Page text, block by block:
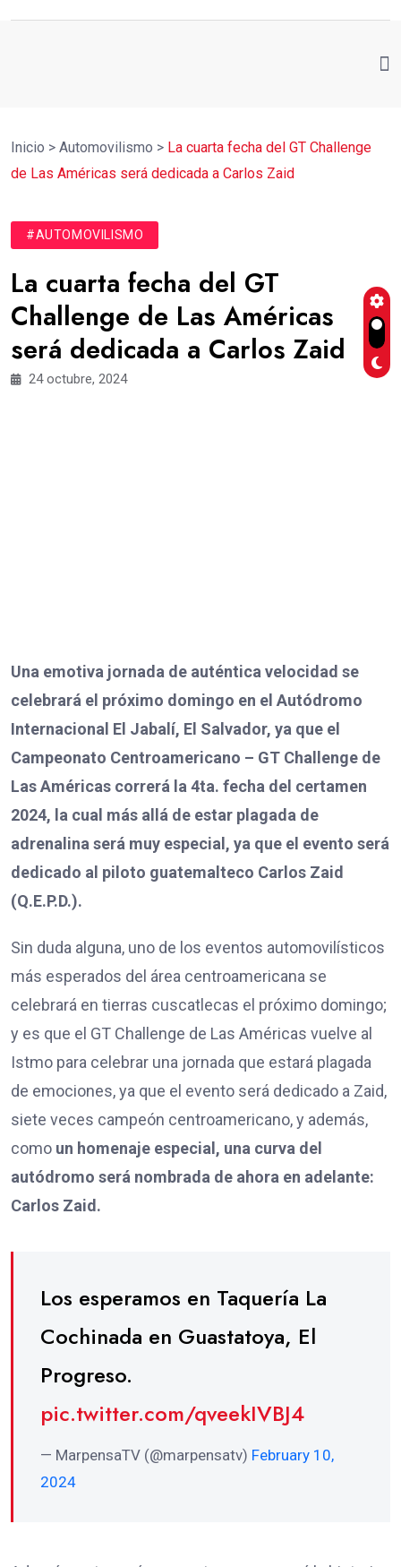
Inicio > Automovilismo > La cuarta fecha del GT Challenge
de Las Américas será dedicada a Carlos Zaid
#AUTOMOVILISMO
La cuarta fecha del GT
Challenge de Las Américas
será dedicada a Carlos Zaid
24 octubre, 2024
Una emotiva jornada de auténtica velocidad se
celebrará el próximo domingo en el Autódromo
Internacional El Jabalí, El Salvador, ya que el
Campeonato Centroamericano – GT Challenge de
Las Américas correrá la 4ta. fecha del certamen
2024, la cual más allá de estar plagada de
adrenalina será muy especial, ya que el evento será
dedicado al piloto guatemalteco Carlos Zaid
(Q.E.P.D.).
Sin duda alguna, uno de los eventos automovilísticos
más esperados del área centroamericana se
celebrará en tierras cuscatlecas el próximo domingo;
y es que el GT Challenge de Las Américas vuelve al
Istmo para celebrar una jornada que estará plagada
de emociones, ya que el evento será dedicado a Zaid,
siete veces campeón centroamericano, y además,
como un homenaje especial, una curva del
autódromo será nombrada de ahora en adelante:
Carlos Zaid.
Los esperamos en Taquería La
Cochinada en Guastatoya, El
Progreso.
pic.twitter.com/qveekIVBJ4
— MarpensaTV (@marpensatv) February 10,
2024